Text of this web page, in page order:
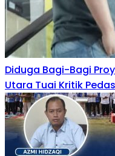
Diduga Bagi-Bagi
Utara Tuai Kritik